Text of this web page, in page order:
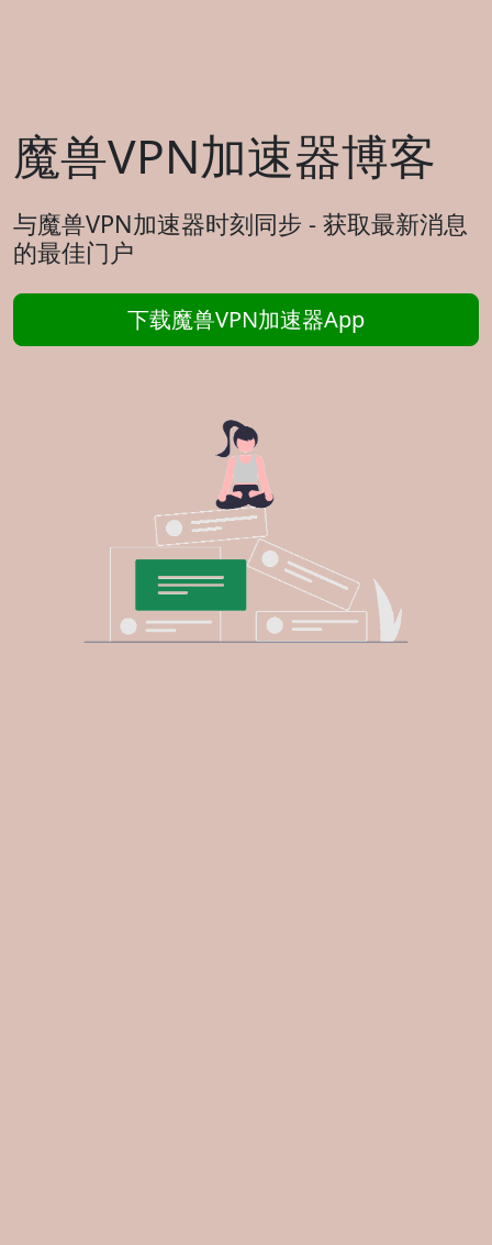
魔兽VPN加速器博客
与魔兽VPN加速器时刻同步 - 获取最新消息
的最佳门户
下载魔兽VPN加速器App